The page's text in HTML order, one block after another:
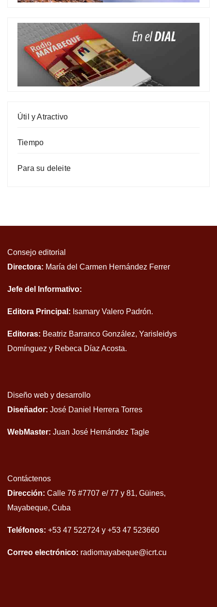
Útil y Atractivo
Tiempo
Para su deleite
Consejo editorial
Directora: María del Carmen Hernández Ferrer
Jefe del Informativo:
Editora Principal: Isamary Valero Padrón.
Editoras: Beatriz Barranco González, Yarisleidys
Domínguez y Rebeca Díaz Acosta.
Diseño web y desarrollo
Diseñador: José Daniel Herrera Torres
WebMaster: Juan José Hernández Tagle
Contáctenos
Dirección: Calle 76 #7707 e/ 77 y 81, Güines,
Mayabeque, Cuba
Teléfonos: +53 47 522724 y +53 47 523660
Correo electrónico: radiomayabeque@icrt.cu